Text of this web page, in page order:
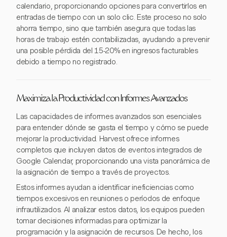
calendario, proporcionando opciones para convertirlos en
entradas de tiempo con un solo clic. Este proceso no solo
ahorra tiempo, sino que también asegura que todas las
horas de trabajo estén contabilizadas, ayudando a prevenir
una posible pérdida del 15-20% en ingresos facturables
debido a tiempo no registrado.
Maximiza la Productividad con Informes Avanzados
Las capacidades de informes avanzados son esenciales
para entender dónde se gasta el tiempo y cómo se puede
mejorar la productividad. Harvest ofrece informes
completos que incluyen datos de eventos integrados de
Google Calendar, proporcionando una vista panorámica de
la asignación de tiempo a través de proyectos.
Estos informes ayudan a identificar ineficiencias como
tiempos excesivos en reuniones o períodos de enfoque
infrautilizados. Al analizar estos datos, los equipos pueden
tomar decisiones informadas para optimizar la
programación y la asignación de recursos. De hecho, los